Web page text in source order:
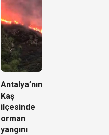
Antalya’nın
Kaş
ilçesinde
orman
yangını